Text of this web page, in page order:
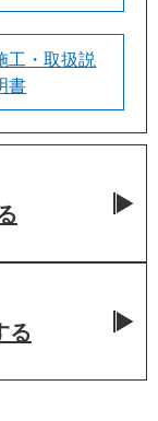
工・取扱説
書
る